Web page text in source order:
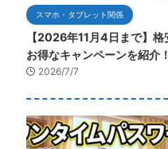
スマホ・タブレット関係
【2026年11月4日まで】
お得なキャンペーンを紹介！
2026/7/7